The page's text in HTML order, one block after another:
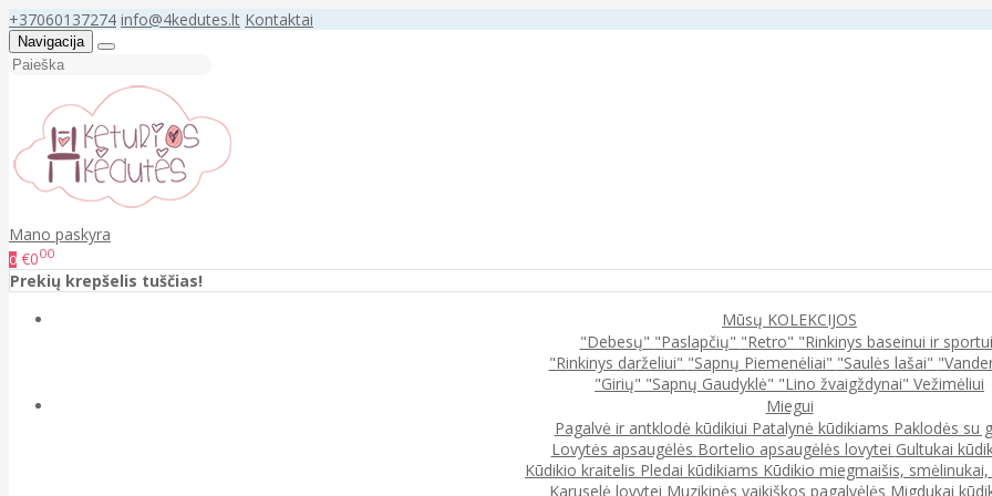
+37060137274 info@4kedutes.lt Kontaktai
Navigacija
Mano paskyra
0 €000
Prekių krepšelis tuščias!
Mūsų KOLEKCIJOS
"Debesų" "Paslapčių" "Retro" "Rinkinys baseinui ir
"Rinkinys darželiui" "Sapnų Piemenėliai" "Saulės lašai"
"Girių" "Sapnų Gaudyklė" "Lino žvaigždynai" Vežimėliui
Miegui
Pagalvė ir antklodė kūdikiui Patalynė kūdikiams Paklodės su
Lovytės apsaugėlės Bortelio apsaugėlės lovytei Gultukai
Kūdikio kraitelis Pledai kūdikiams Kūdikio miegmaišis,
Karuselė lovytei Muzikinės vaikiškos pagalvėlės Migdukai